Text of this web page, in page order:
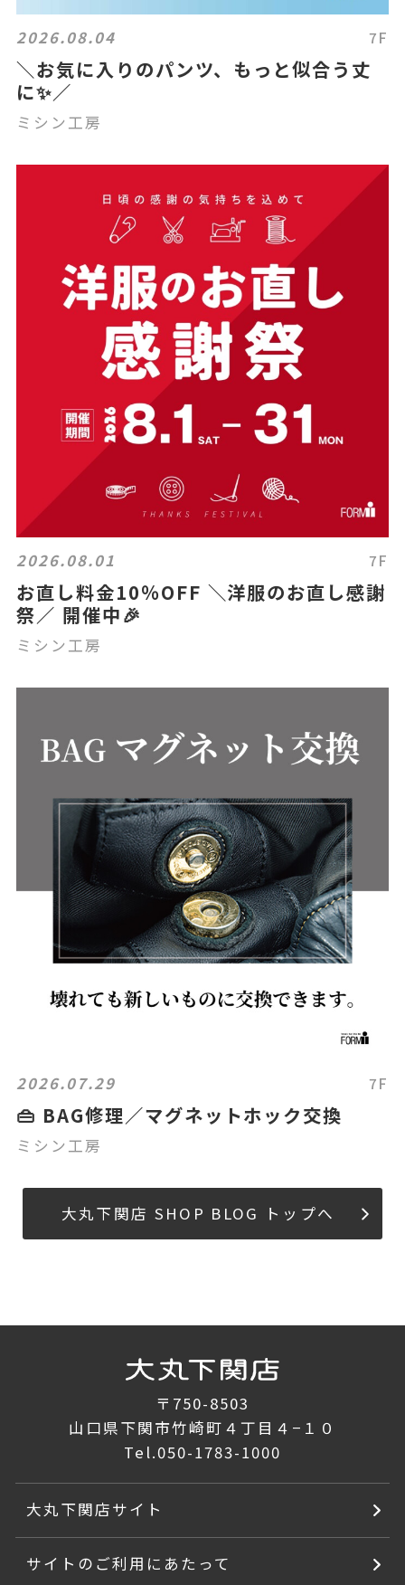
2026.08.04 7F
＼お気に入りのパンツ、もっと似合う丈
に✨／
ミシン工房
2026.08.01 7F
お直し料金10％OFF ＼洋服のお直し感謝
祭／ 開催中🎉
ミシン工房
2026.07.29 7F
👜 BAG修理／マグネットホック交換
ミシン工房
大丸下関店 SHOP BLOG トップへ
〒750-8503
山口県下関市竹崎町４丁目４−１０
Tel.050-1783-1000
大丸下関店サイト
サイトのご利用にあたって